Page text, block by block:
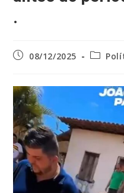
.
Post08/12/2025